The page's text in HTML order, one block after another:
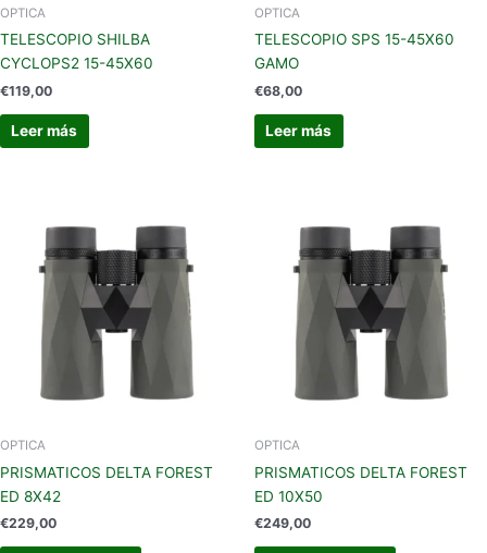
OPTICA
TELESCOPIO SHILBA
CYCLOPS2 15-45X60
€119,00
Leer más
OPTICA
TELESCOPIO SPS 15-45X60
GAMO
€68,00
Leer más
OPTICA
PRISMATICOS DELTA FOREST
ED 8X42
€229,00
OPTICA
PRISMATICOS DELTA FOREST
ED 10X50
€249,00